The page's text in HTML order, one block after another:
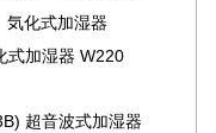
化式加湿器
式加湿器 W220
超音波式加湿器